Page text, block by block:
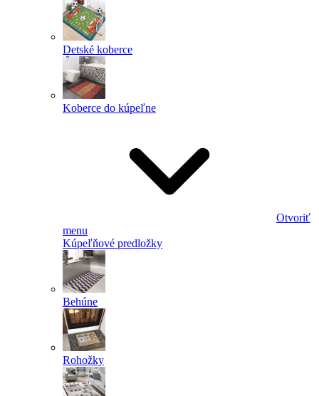
Detské koberce
Koberce do kúpeľne
Otvoriť
menu
Kúpeľňové predložky
Behúne
Rohožky